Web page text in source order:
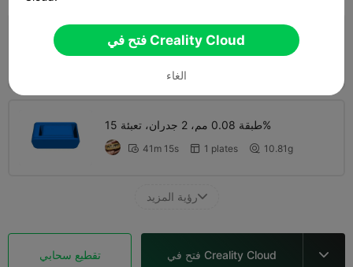
طبقة 0.08 مم، 2 جدران، تعبئة 15%
 41m 15s  1 plates  10.81g
رؤية المزيد
تقطيع سحابي فتح في Creality Cloud 
فتح في Creality Cloud
الغاء